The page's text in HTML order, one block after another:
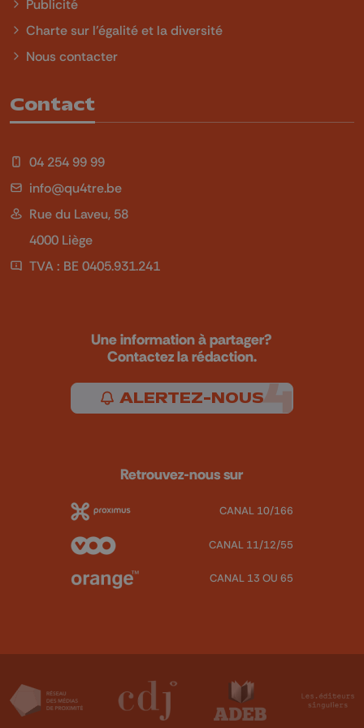
Publicité
Charte sur l'égalité et la diversité
Nous contacter
Contact
04 254 99 99
info@qu4tre.be
Rue du Laveu, 58
4000 Liège
TVA : BE 0405.931.241
Une information à partager?
Contactez la rédaction.
ALERTEZ-NOUS
Retrouvez-nous sur
CANAL 10/166
CANAL 11/12/55
CANAL 13 OU 65